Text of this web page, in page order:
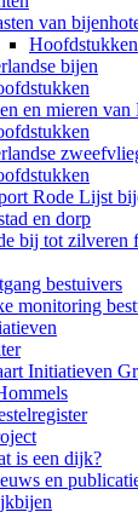
van
Hoofdstukken
bijen
en mieren van
Rode Lijst
en dorp
bij tot zilveren
bestuivers
monitoring
Initiatieven
is een dijk?
en